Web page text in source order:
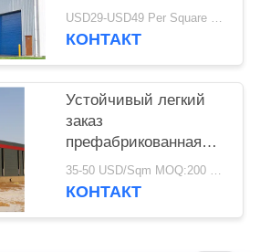
промышленный склад
стальной конструкции
USD29-USD49 Per Square Meter MOQ:200 квадратных метров
КОНТАКТ
Устойчивый легкий
заказ
префабрикованная
оцинкованная
стальная конструкция
35-50 USD/Sqm MOQ:200 квадратных метров
КОНТАКТ